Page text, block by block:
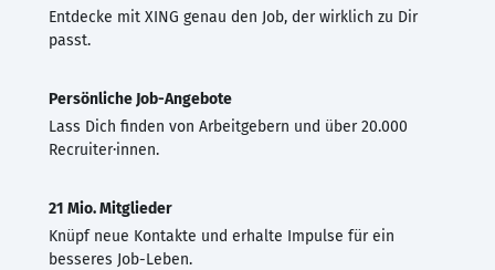
Entdecke mit XING genau den Job, der wirklich zu Dir
passt.
Persönliche Job-Angebote
Lass Dich finden von Arbeitgebern und über 20.000
Recruiter·innen.
21 Mio. Mitglieder
Knüpf neue Kontakte und erhalte Impulse für ein
besseres Job-Leben.